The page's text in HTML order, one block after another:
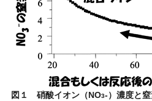
図１ 硝酸イオン（NO3-）濃度と